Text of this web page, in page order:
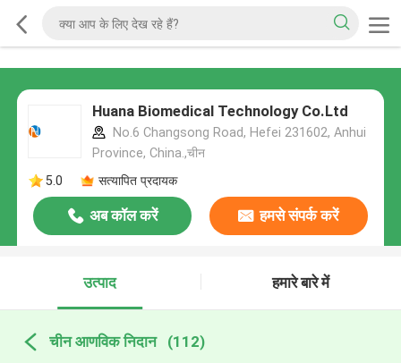
Huana Biomedical Technology Co.Ltd
No.6 Changsong Road, Hefei 231602, Anhui
Province, China.,चीन
5.0
सत्यापित प्रदायक
अब कॉल करें हमसे संपर्क करें
उत्पाद हमारे बारे में
चीन आणविक निदान (112)